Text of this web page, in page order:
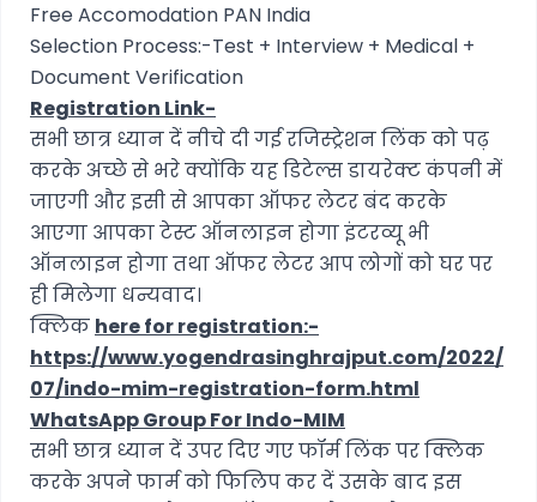
Free Accomodation PAN India
Selection Process:-Test + Interview + Medical +
Document Verification
Registration Link-
सभी छात्र ध्यान दें नीचे दी गई रजिस्ट्रेशन लिंक को पढ़
करके अच्छे से भरे क्योंकि यह डिटेल्स डायरेक्ट कंपनी में
जाएगी और इसी से आपका ऑफर लेटर बंद करके
आएगा आपका टेस्ट ऑनलाइन होगा इंटरव्यू भी
ऑनलाइन होगा तथा ऑफर लेटर आप लोगों को घर पर
ही मिलेगा धन्यवाद।
क्लिक here for registration:-
https://www.yogendrasinghrajput.com/2022/
07/indo-mim-registration-form.html
WhatsApp Group For Indo-MIM
सभी छात्र ध्यान दें उपर दिए गए फॉर्म लिंक पर क्लिक
करके अपने फार्म को फिलिप कर दें उसके बाद इस